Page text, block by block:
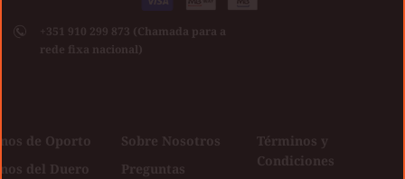
aceptados
pay
Visa
+351 910 299 873 (Chamada para a
rede fixa nacional)
de Oporto
del Duero
Sobre Nosotros
Preguntas
Términos y
Condiciones